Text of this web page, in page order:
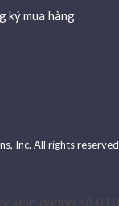
ký mua hàng
Inc. All rights reserved